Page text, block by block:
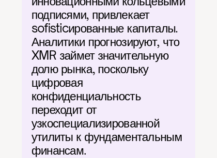
подписями, привлекает
sofisticированные капиталы.
Аналитики прогнозируют, что
XMR займет значительную
долю рынка, поскольку
цифровая
конфиденциальность
переходит от
узкоспециализированной
утилиты к фундаментальным
финансам.